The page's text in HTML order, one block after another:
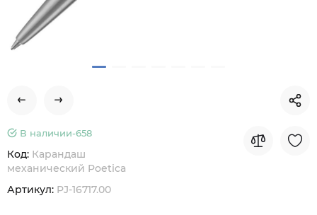
В наличии-658
Код: Карандаш
механический Poetica
Артикул: PJ-16717.00